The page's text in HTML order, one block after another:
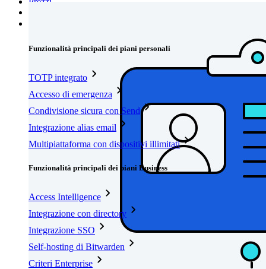
Funzionalità principali dei piani personali
TOTP integrato
Accesso di emergenza
Condivisione sicura con Send
Integrazione alias email
Multipiattaforma con dispositivi illimitati
Funzionalità principali dei piani Business
Access Intelligence
Integrazione con directory
Integrazione SSO
Self-hosting di Bitwarden
Criteri Enterprise